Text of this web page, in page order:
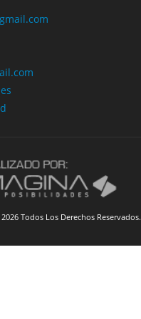
Todos Los Derechos Reservados.